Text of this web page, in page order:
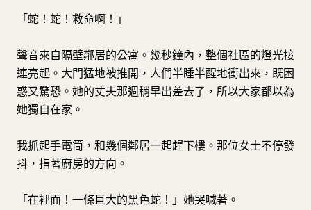
「蛇！蛇！救命啊！」
聲音來自隔壁鄰居的公寓。幾秒鐘內，整個社區的燈光接
連亮起。大門猛地被推開，人們半睡半醒地衝出來，既困
惑又驚恐。她的丈夫那週稍早出差去了，所以大家都以為
她獨自在家。
我抓起手電筒，和幾個鄰居一起趕下樓。那位女士不停發
抖，指著廚房的方向。
「在裡面！一條巨大的黑色蛇！」她哭喊著。